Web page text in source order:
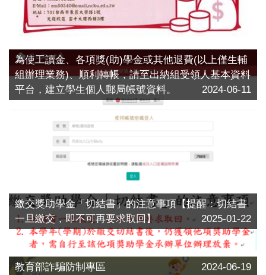
為使工讀金、各項獎(助)學金或其他退費(以上僅生輔
組辦理業務)、順利轉帳，請至出納組受領人基本資料
平台，建立學生個人郵局帳號資料。
2024-06-11
繳交獎助學金「切結書」的注意事項【提醒：切結書
一旦繳交，即不可再要求取回】
2025-01-22
教育部詐騙防制專區 2024-06-19